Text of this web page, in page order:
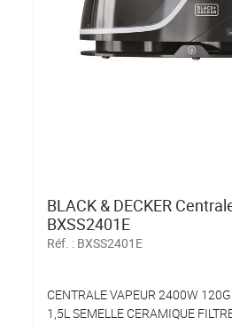
BLACK & DECKER
BXSS2401E
Réf. : BXSS2401E
CENTRALE VAPEUR 2400W
1,5L SEMELLE CERAMIQUE